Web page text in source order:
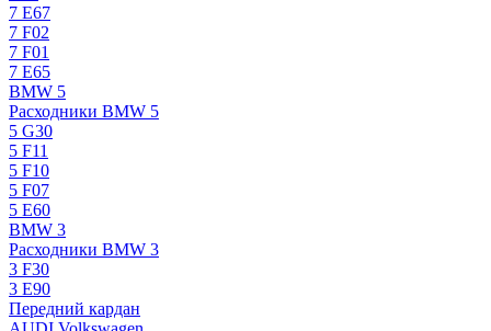
7 Е67
7 F02
7 F01
7 E65
BMW 5
Расходники BMW 5
5 G30
5 F11
5 F10
5 F07
5 E60
BMW 3
Расходники BMW 3
3 F30
3 E90
Передний кардан